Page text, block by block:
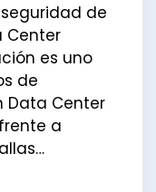
de
Center
es uno
de
Data Center
a